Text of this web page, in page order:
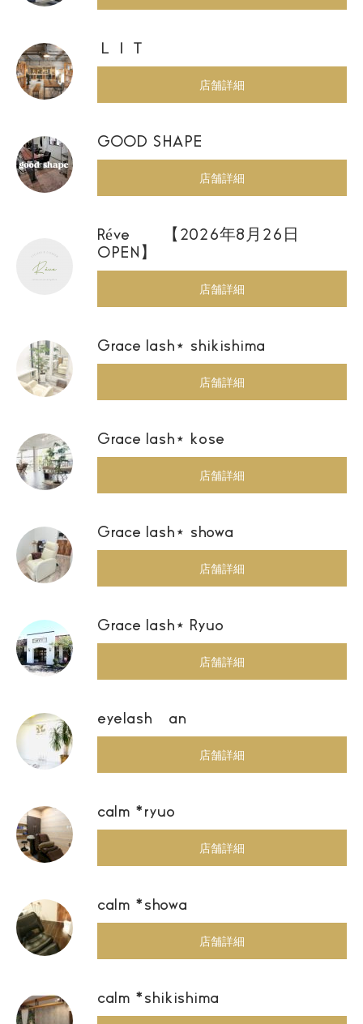
ＬＩＴ
店舗詳細
GOOD SHAPE
店舗詳細
Réve 【2026年8月26日
OPEN】
店舗詳細
Grace lash⋆ shikishima
店舗詳細
Grace lash⋆ kose
店舗詳細
Grace lash⋆ showa
店舗詳細
Grace lash⋆ Ryuo
店舗詳細
eyelash an
店舗詳細
calm *ryuo
店舗詳細
calm *showa
店舗詳細
calm *shikishima